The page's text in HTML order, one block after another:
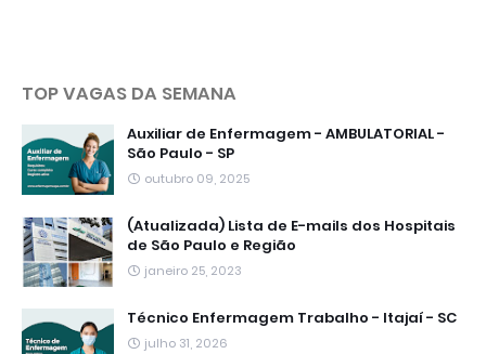
TOP VAGAS DA SEMANA
Auxiliar de Enfermagem - AMBULATORIAL -
São Paulo - SP
outubro 09, 2025
(Atualizada) Lista de E-mails dos Hospitais
de São Paulo e Região
janeiro 25, 2023
Técnico Enfermagem Trabalho - Itajaí - SC
julho 31, 2026